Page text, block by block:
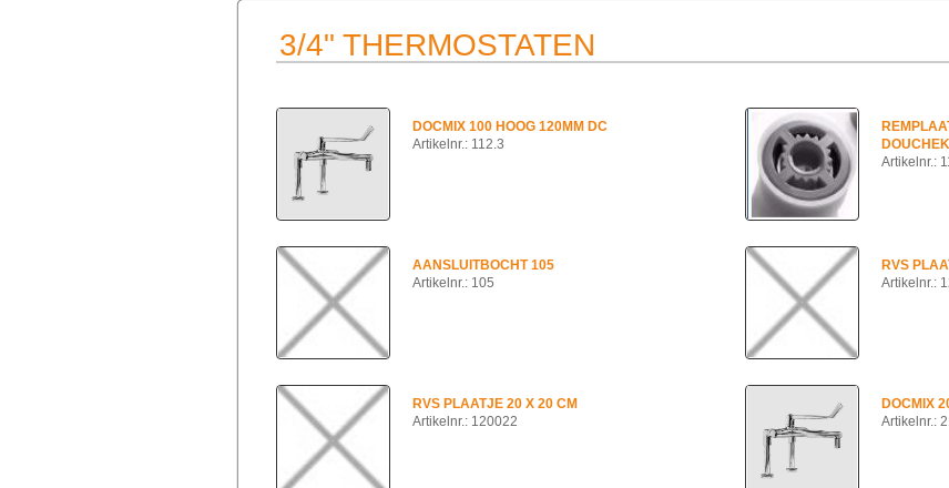
3/4" THERMOSTATEN
DOCMIX 100 HOOG 120MM DC
Artikelnr.: 112.3
Artikelnr.:
AANSLUITBOCHT 105
Artikelnr.: 105
RVS
Artikelnr.:
RVS PLAATJE 20 X 20 CM
Artikelnr.: 120022
DOCMIX
Artikelnr.: